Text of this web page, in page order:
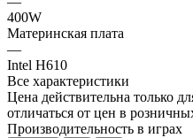
400W
Материнская плата
—
Intel H610
Все характеристики
Цена действительна только
отличаться от цен в
Производительность в играх